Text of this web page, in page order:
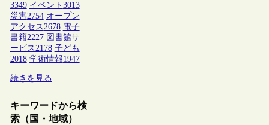
3349 イベント 3013
災害2754 オープン
アクセス2678 電子
書籍2227 図書館サ
ービス2178 子ども
2018 学術情報1947
続きを見る
キーワードから検
索（国・地域）